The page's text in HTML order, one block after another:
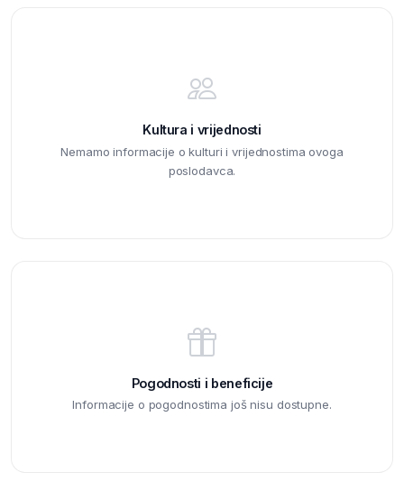
Kultura i vrijednosti
Nemamo informacije o kulturi i vrijednostima ovoga
poslodavca.
Pogodnosti i beneficije
Informacije o pogodnostima još nisu dostupne.